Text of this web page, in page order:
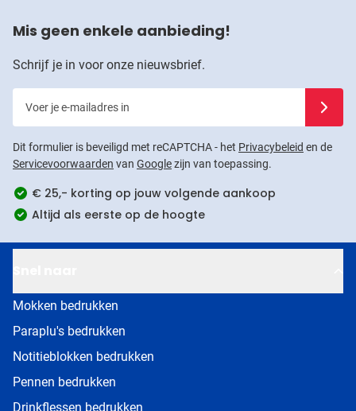
Mis geen enkele aanbieding!
Schrijf je in voor onze nieuwsbrief.
Dit formulier is beveiligd met reCAPTCHA - het Privacybeleid en de
Servicevoorwaarden van Googlezijn van toepassing.
€ 25,- korting op jouw volgende aankoop
Altijd als eerste op de hoogte
Mokken bedrukken
Paraplu's bedrukken
Notitieblokken bedrukken
Pennen bedrukken
Drinkflessen bedrukken